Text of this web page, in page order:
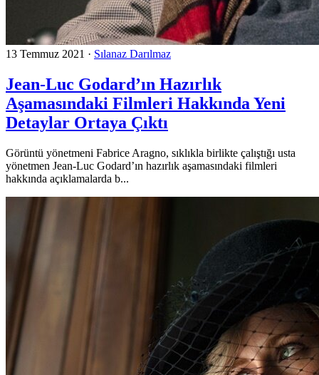
13 Temmuz 2021 · Sılanaz Darılmaz
Jean-Luc Godard’ın Hazırlık
Aşamasındaki Filmleri Hakkında Yeni
Detaylar Ortaya Çıktı
Görüntü yönetmeni Fabrice Aragno, sıklıkla birlikte çalıştığı usta
yönetmen Jean-Luc Godard’ın hazırlık aşamasındaki filmleri
hakkında açıklamalarda b...